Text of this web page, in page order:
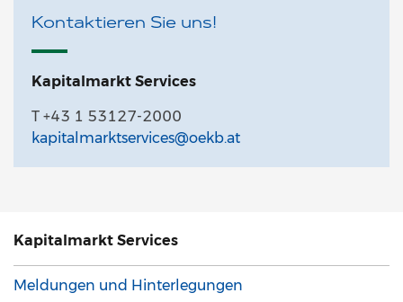
Kontaktieren Sie uns!
Kapitalmarkt Services
T +43 1 53127-2000
kapitalmarktservices@oekb.at
Kapitalmarkt Services
Meldungen und Hinterlegungen